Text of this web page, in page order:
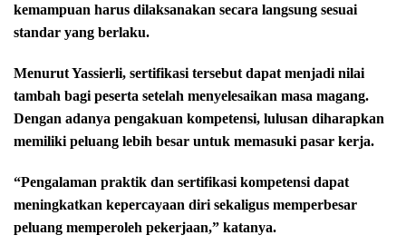
kemampuan harus dilaksanakan secara langsung sesuai
standar yang berlaku.
Menurut Yassierli, sertifikasi tersebut dapat menjadi nilai
tambah bagi peserta setelah menyelesaikan masa magang.
Dengan adanya pengakuan kompetensi, lulusan diharapkan
memiliki peluang lebih besar untuk memasuki pasar kerja.
“Pengalaman praktik dan sertifikasi kompetensi dapat
meningkatkan kepercayaan diri sekaligus memperbesar
peluang memperoleh pekerjaan,” katanya.